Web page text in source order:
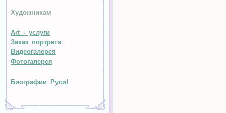
Художникам
Art - услуги
Заказ портрета
Видеогалерея
Фотогалерея
Биографии Руси!